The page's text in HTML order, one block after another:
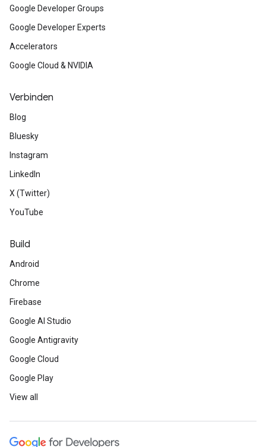
Google Developer Groups
Google Developer Experts
Accelerators
Google Cloud & NVIDIA
Verbinden
Blog
Bluesky
Instagram
LinkedIn
X (Twitter)
YouTube
Build
Android
Chrome
Firebase
Google AI Studio
Google Antigravity
Google Cloud
Google Play
View all